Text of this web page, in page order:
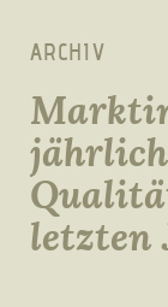
ARCHIV
letzten